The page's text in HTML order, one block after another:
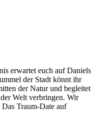
erwartet euch auf Daniels
der Stadt könnt ihr
der Natur und begleitet
Welt verbringen. Wir
Traum-Date auf